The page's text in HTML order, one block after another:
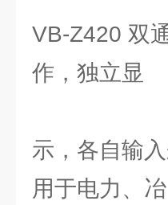
VB-Z420 双
作，独立显
示，各自输
用于电力、冶